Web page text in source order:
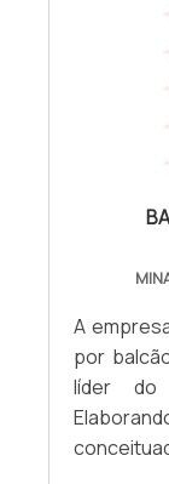
A
por
líder do